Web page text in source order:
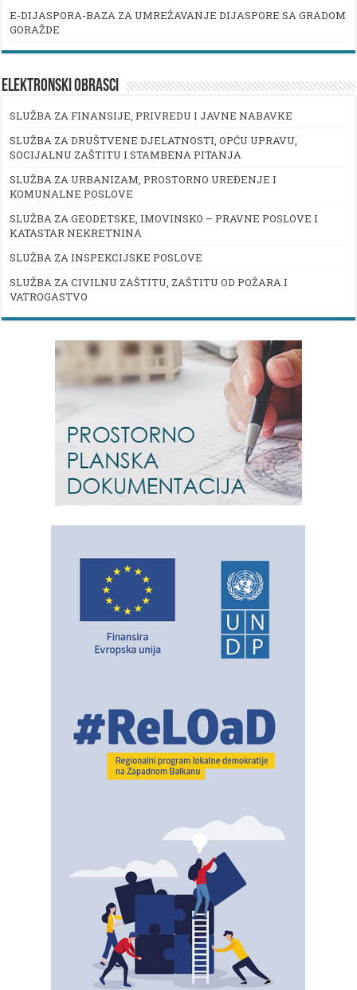
E-DIJASPORA-BAZA ZA UMREŽAVANJE DIJASPORE SA GRADOM
GORAŽDE
ELEKTRONSKI OBRASCI
SLUŽBA ZA FINANSIJE, PRIVREDU I JAVNE NABAVKE
SLUŽBA ZA DRUŠTVENE DJELATNOSTI, OPĆU UPRAVU,
SOCIJALNU ZAŠTITU I STAMBENA PITANJA
SLUŽBA ZA URBANIZAM, PROSTORNO UREĐENJE I
KOMUNALNE POSLOVE
SLUŽBA ZA GEODETSKE, IMOVINSKO – PRAVNE POSLOVE I
KATASTAR NEKRETNINA
SLUŽBA ZA INSPEKCIJSKE POSLOVE
SLUŽBA ZA CIVILNU ZAŠTITU, ZAŠTITU OD POŽARA I
VATROGASTVO